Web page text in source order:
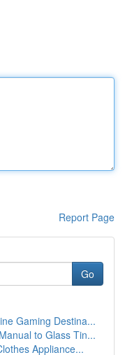
Report Page
Go
Gaming Destina...
to Glass Tin...
Appliance...